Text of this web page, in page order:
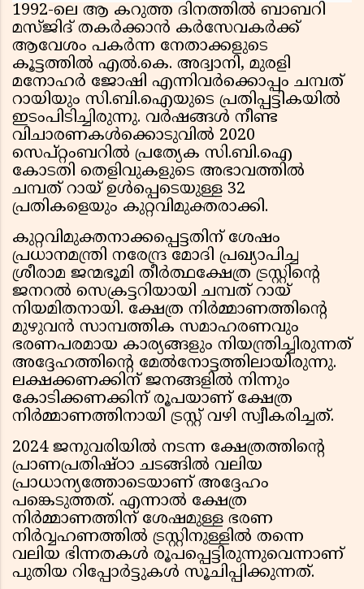
1992-ലെ ആ കറുത്ത ദിനത്തിൽ ബാബറി
മസ്ജിദ് തകർക്കാൻ കർസേവകർക്ക്
ആവേശം പകർന്ന നേതാക്കളുടെ
കൂട്ടത്തിൽ എൽ.കെ. അദ്വാനി, മുരളി
മനോഹർ ജോഷി എന്നിവർക്കൊപ്പം ചമ്പത്
റായിയും സി.ബി.ഐയുടെ പ്രതിപ്പട്ടികയിൽ
ഇടംപിടിച്ചിരുന്നു. വർഷങ്ങൾ നീണ്ട
വിചാരണകൾക്കൊടുവിൽ 2020
സെപ്റ്റംബറിൽ പ്രത്യേക സി.ബി.ഐ
കോടതി തെളിവുകളുടെ അഭാവത്തിൽ
ചമ്പത് റായ് ഉൾപ്പെടെയുള്ള 32
പ്രതികളെയും കുറ്റവിമുക്തരാക്കി.
കുറ്റവിമുക്തനാക്കപ്പെട്ടതിന് ശേഷം
പ്രധാനമന്ത്രി നരേന്ദ്ര മോദി പ്രഖ്യാപിച്ച
ശ്രീരാമ ജന്മഭൂമി തീർത്ഥക്ഷേത്ര ട്രസ്റ്റിന്റെ
ജനറൽ സെക്രട്ടറിയായി ചമ്പത് റായ്
നിയമിതനായി. ക്ഷേത്ര നിർമ്മാണത്തിന്റെ
മുഴുവൻ സാമ്പത്തിക സമാഹരണവും
ഭരണപരമായ കാര്യങ്ങളും നിയന്ത്രിച്ചിരുന്നത്
അദ്ദേഹത്തിന്റെ മേൽനോട്ടത്തിലായിരുന്നു.
ലക്ഷക്കണക്കിന് ജനങ്ങളിൽ നിന്നും
കോടിക്കണക്കിന് രൂപയാണ് ക്ഷേത്ര
നിർമ്മാണത്തിനായി ട്രസ്റ്റ് വഴി സ്വീകരിച്ചത്.
2024 ജനുവരിയിൽ നടന്ന ക്ഷേത്രത്തിന്റെ
പ്രാണപ്രതിഷ്ഠാ ചടങ്ങിൽ വലിയ
പ്രാധാന്യത്തോടെയാണ് അദ്ദേഹം
പങ്കെടുത്തത്. എന്നാൽ ക്ഷേത്ര
നിർമ്മാണത്തിന് ശേഷമുള്ള ഭരണ
നിർവ്വഹണത്തിൽ ട്രസ്റ്റിനുള്ളിൽ തന്നെ
വലിയ ഭിന്നതകൾ രൂപപ്പെട്ടിരുന്നുവെന്നാണ്
പുതിയ റിപ്പോർട്ടുകൾ സൂചിപ്പിക്കുന്നത്.